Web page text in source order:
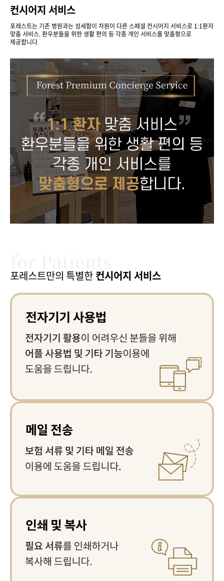
컨시어지 서비스
포레스트는 기존 병원과는 섬세함이 차원이 다른 스페셜 컨시어지 서비스로 1:1환자
맞춤 서비스, 환우분들을 위한 생활 편의 등 각종 개인 서비스를 맞춤형으로
제공합니다.
포레스트만의 특별한 컨시어지 서비스